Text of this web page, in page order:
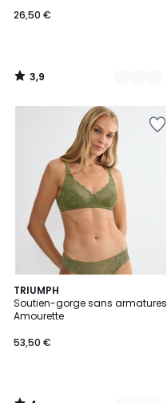
26,50 €
3,9
/
TRIUMPH
Soutien-gorge sans armatures
Amourette
53,50 €
4
/
5
2
Couleurs